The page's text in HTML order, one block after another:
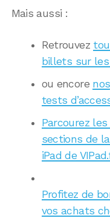
Mais aussi :
Retrouvez
billets sur les
ou encore nos
tests
Parcourez
sections de
iPad de
Profitez de
vos achats